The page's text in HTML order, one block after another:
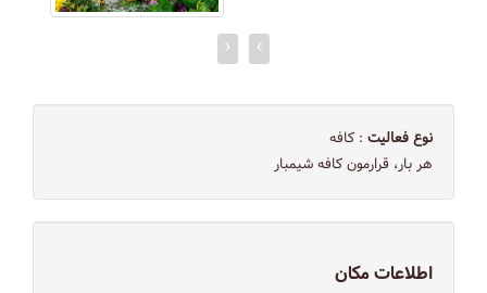
نوع فعالیت : کافه
هر بار، قرارمون کافه شیمبار
اطلاعات مکان